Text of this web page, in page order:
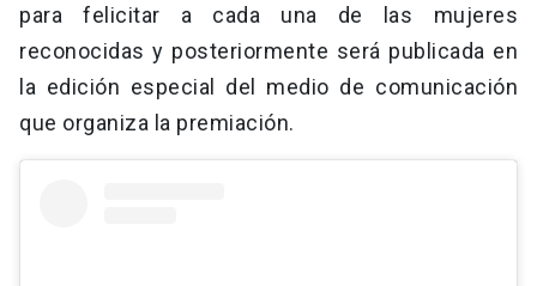
para felicitar a cada una de las mujeres
reconocidas y posteriormente será publicada en
la edición especial del medio de comunicación
que organiza la premiación.